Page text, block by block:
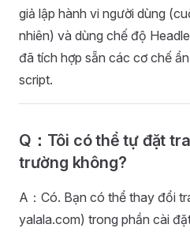
giả lập hành vi người dùng
nhiên) và dùng chế độ
đã tích hợp sẵn các cơ chế
script.
Q：Tôi có thể tự đặt
trường không?
A：Có. Bạn có thể thay đổi
yalala.com) trong phần cài